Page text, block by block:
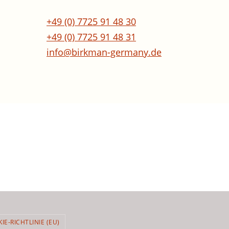
+49 (0) 7725 91 48 30
+49 (0) 7725 91 48 31
info@birkman-germany.de
RICHTLINIE (EU)